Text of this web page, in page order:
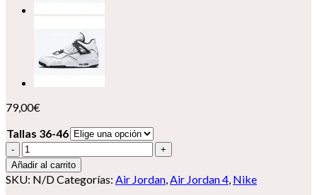
79,00€
Tallas 36-46
Nike
Air
Jordan
4
Añadir al carrito
SKU: N/DCategorías: Air Jordan,Air Jordan 4, Nike